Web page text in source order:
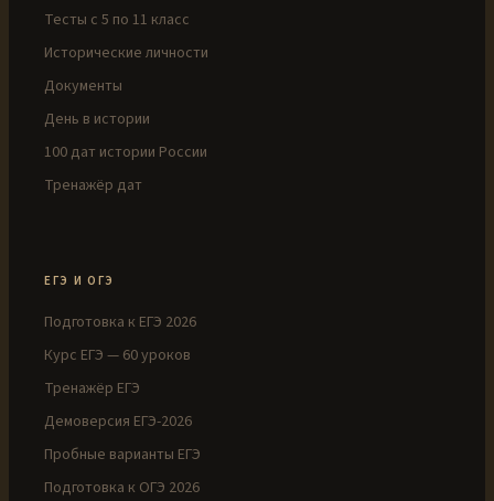
Тесты с 5 по 11 класс
Исторические личности
Документы
День в истории
100 дат истории России
Тренажёр дат
ЕГЭ И ОГЭ
Подготовка к ЕГЭ 2026
Курс ЕГЭ — 60 уроков
Тренажёр ЕГЭ
Демоверсия ЕГЭ-2026
Пробные варианты ЕГЭ
Подготовка к ОГЭ 2026